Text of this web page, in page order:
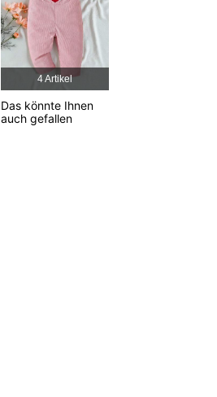
4,89
4,89
4,89
4 Artikel
Das könnte Ihnen
auch gefallen